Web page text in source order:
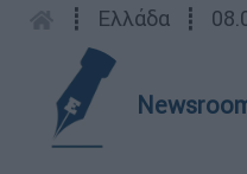
┋ Ελλάδα ┋